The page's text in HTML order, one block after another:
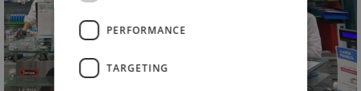
PERFORMANCE
TARGETING